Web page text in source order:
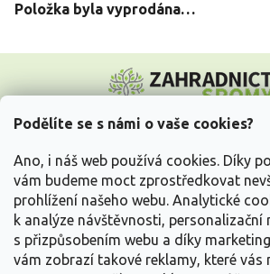
Podělíte se s námi o vaše cookies?
Ano, i náš web používá cookies. Díky
vám budeme moct zprostředkovat
prohlížení našeho webu. Analytické
k analýze návštěvnosti, personalizační
s přizpůsobením webu a díky
vám zobrazí takové reklamy, které vás
Položka byla vyprodána…
p
Vše o nákupu
Informace pro Vás
Kontakujte nás